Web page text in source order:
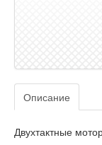
Описание
Двухтактные